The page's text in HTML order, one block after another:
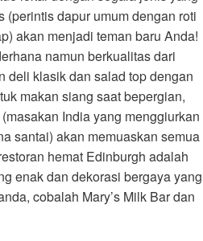
dapur umum dengan roti
akan menjadi teman baru Anda!
namun berkualitas dari
deli klasik dan salad top dengan
makan siang saat bepergian,
India yang menggiurkan
santai) akan memuaskan semua
hemat Edinburgh adalah
enak dan dekorasi bergaya yang
cobalah Mary’s Milk Bar dan